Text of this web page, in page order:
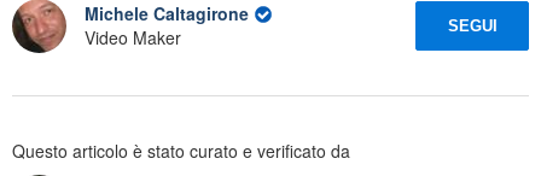
Michele Caltagirone
Video Maker
SEGUI
Questo articolo è stato curato e verificato da